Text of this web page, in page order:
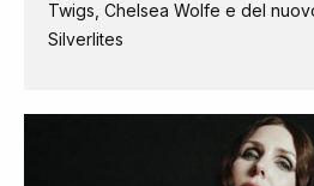
Twigs, Chelsea Wolfe e del
Silverlites